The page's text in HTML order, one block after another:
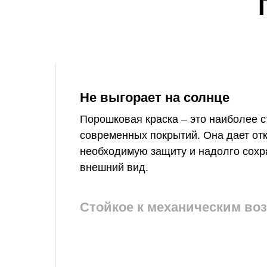
Не выгорает на солнце
Порошковая краска – это наиболее
современных покрытий. Она дает
необходимую защиту и надолго
внешний вид.
Стойкое к механическим